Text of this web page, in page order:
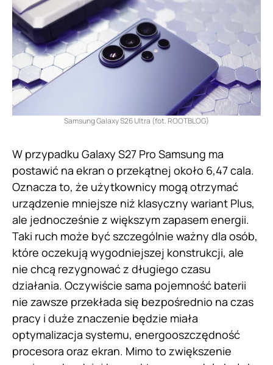
Samsung Galaxy S26 Ultra (fot. ROOTBLOG)
W przypadku Galaxy S27 Pro Samsung ma
postawić na ekran o przekątnej około 6,47 cala.
Oznacza to, że użytkownicy mogą otrzymać
urządzenie mniejsze niż klasyczny wariant Plus,
ale jednocześnie z większym zapasem energii.
Taki ruch może być szczególnie ważny dla osób,
które oczekują wygodniejszej konstrukcji, ale
nie chcą rezygnować z długiego czasu
działania. Oczywiście sama pojemność baterii
nie zawsze przekłada się bezpośrednio na czas
pracy i duże znaczenie będzie miała
optymalizacja systemu, energooszczędność
procesora oraz ekran. Mimo to zwiększenie